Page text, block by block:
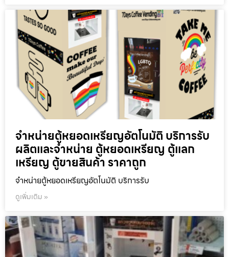
จำหน่ายตู้หยอดเหรียญ​อัตโนมัติ บริการรับ
ผลิตและจำหน่าย ตู้หยอดเหรียญ ตู้แลก
เหรียญ ตู้ขายสินค้า ราคาถูก
จำหน่ายตู้หยอดเหรียญ​อัตโนมัติ บริการรับ
ดูเพิ่มเติม »